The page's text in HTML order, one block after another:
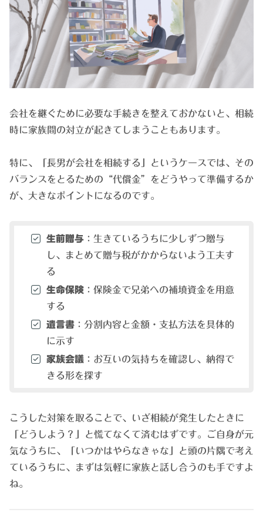
会社を継ぐために必要な手続きを整えておかないと、相続
時に家族間の対立が起きてしまうこともあります。
特に、「長男が会社を相続する」というケースでは、その
バランスをとるための“代償金”をどうやって準備するか
が、大きなポイントになるのです。
生前贈与：生きているうちに少しずつ贈与
し、まとめて贈与税がかからないよう工夫す
る
生命保険：保険金で兄弟への補填資金を用意
する
遺言書：分割内容と金額・支払方法を具体的
に示す
家族会議：お互いの気持ちを確認し、納得で
きる形を探す
こうした対策を取ることで、いざ相続が発生したときに
「どうしよう？」と慌てなくて済むはずです。ご自身が元
気なうちに、「いつかはやらなきゃな」と頭の片隅で考え
ているうちに、まずは気軽に家族と話し合うのも手ですよ
ね。